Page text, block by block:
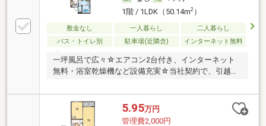
1階 / 1LDK（50.14m2）
敷金なし 一人暮らし
二人暮らし
バス・トイレ別
駐車場(近隣含) インターネット無料
一坪風呂で広々☆エアコン2台付き、インターネット
無料・浴室乾燥機など設備充実☆当社契約で、引越し
5.95万円
管理費2,000円